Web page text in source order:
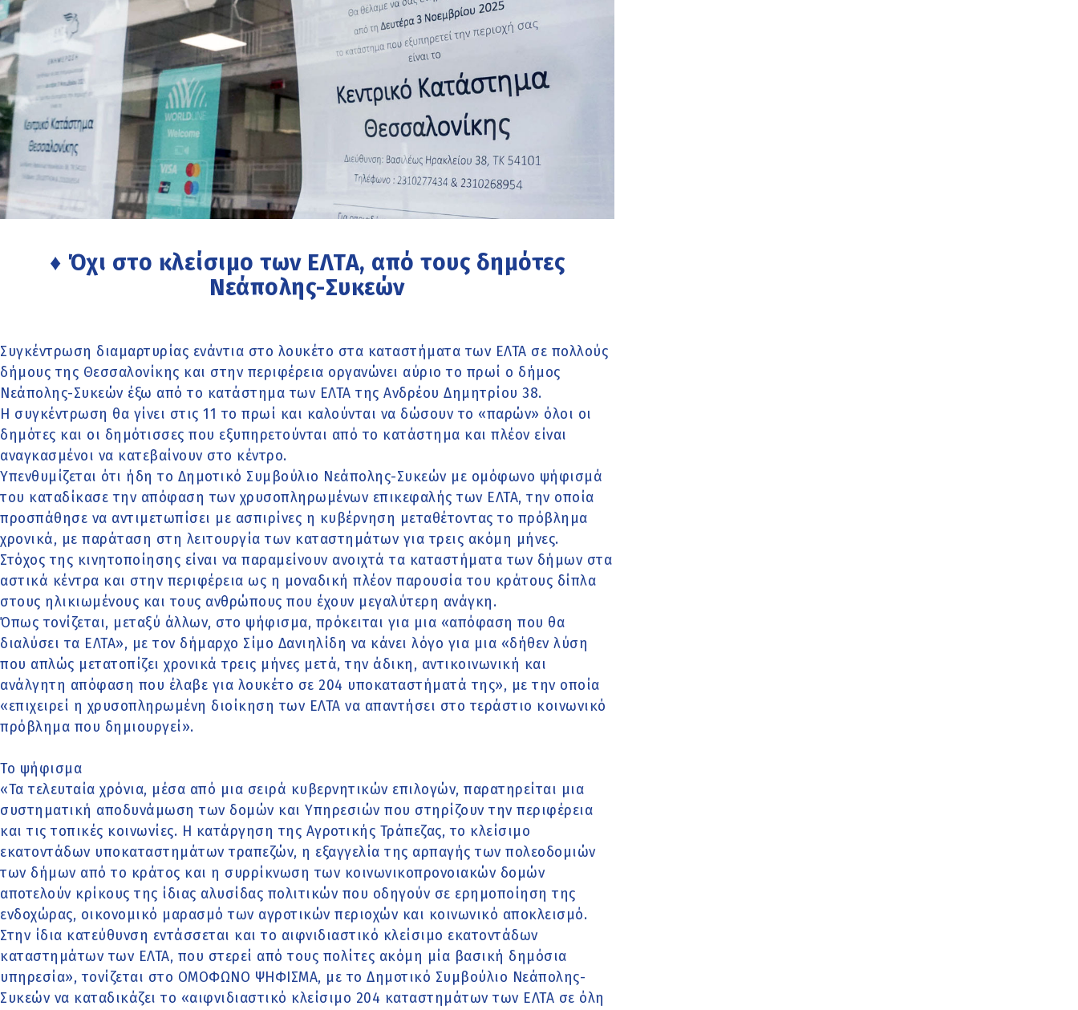
♦ Όχι στο κλείσιμο των ΕΛΤΑ, από τους δημότες
Νεάπολης-Συκεών
Συγκέντρωση διαμαρτυρίας ενάντια στο λουκέτο στα καταστήματα των ΕΛΤΑ σε πολλούς
δήμους της Θεσσαλονίκης και στην περιφέρεια οργανώνει αύριο το πρωί ο δήμος
Νεάπολης-Συκεών έξω από το κατάστημα των ΕΛΤΑ της Ανδρέου Δημητρίου 38.
Η συγκέντρωση θα γίνει στις 11 το πρωί και καλούνται να δώσουν το «παρών» όλοι οι
δημότες και οι δημότισσες που εξυπηρετούνται από το κατάστημα και πλέον είναι
αναγκασμένοι να κατεβαίνουν στο κέντρο.
Υπενθυμίζεται ότι ήδη το Δημοτικό Συμβούλιο Νεάπολης-Συκεών με ομόφωνο ψήφισμά
του καταδίκασε την απόφαση των χρυσοπληρωμένων επικεφαλής των ΕΛΤΑ, την οποία
προσπάθησε να αντιμετωπίσει με ασπιρίνες η κυβέρνηση μεταθέτοντας το πρόβλημα
χρονικά, με παράταση στη λειτουργία των καταστημάτων για τρεις ακόμη μήνες.
Στόχος της κινητοποίησης είναι να παραμείνουν ανοιχτά τα καταστήματα των δήμων στα
αστικά κέντρα και στην περιφέρεια ως η μοναδική πλέον παρουσία του κράτους δίπλα
στους ηλικιωμένους και τους ανθρώπους που έχουν μεγαλύτερη ανάγκη.
Όπως τονίζεται, μεταξύ άλλων, στο ψήφισμα, πρόκειται για μια «απόφαση που θα
διαλύσει τα ΕΛΤΑ», με τον δήμαρχο Σίμο Δανιηλίδη να κάνει λόγο για μια «δήθεν λύση
που απλώς μετατοπίζει χρονικά τρεις μήνες μετά, την άδικη, αντικοινωνική και
ανάλγητη απόφαση που έλαβε για λουκέτο σε 204 υποκαταστήματά της», με την οποία
«επιχειρεί η χρυσοπληρωμένη διοίκηση των ΕΛΤΑ να απαντήσει στο τεράστιο κοινωνικό
πρόβλημα που δημιουργεί».
Το ψήφισμα
«Τα τελευταία χρόνια, μέσα από μια σειρά κυβερνητικών επιλογών, παρατηρείται μια
συστηματική αποδυνάμωση των δομών και Υπηρεσιών που στηρίζουν την περιφέρεια
και τις τοπικές κοινωνίες. Η κατάργηση της Αγροτικής Τράπεζας, το κλείσιμο
εκατοντάδων υποκαταστημάτων τραπεζών, η εξαγγελία της αρπαγής των πολεοδομιών
των δήμων από το κράτος και η συρρίκνωση των κοινωνικοπρονοιακών δομών
αποτελούν κρίκους της ίδιας αλυσίδας πολιτικών που οδηγούν σε ερημοποίηση της
ενδοχώρας, οικονομικό μαρασμό των αγροτικών περιοχών και κοινωνικό αποκλεισμό.
Στην ίδια κατεύθυνση εντάσσεται και το αιφνιδιαστικό κλείσιμο εκατοντάδων
καταστημάτων των ΕΛΤΑ, που στερεί από τους πολίτες ακόμη μία βασική δημόσια
υπηρεσία», τονίζεται στο ΟΜΟΦΩΝΟ ΨΗΦΙΣΜΑ, με το Δημοτικό Συμβούλιο Νεάπολης-
Συκεών να καταδικάζει το «αιφνιδιαστικό κλείσιμο 204 καταστημάτων των ΕΛΤΑ σε όλη